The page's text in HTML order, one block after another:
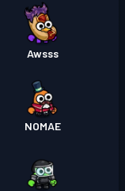
Awsss
NOMAE